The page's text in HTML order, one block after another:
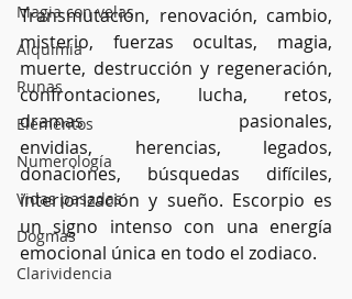
Magia con velas
Alquimia
Runas
Elementos
Numerología
Vidas pasadas
Dogmas
Clarividencia
Transmutación, renovación, cambio,
misterio, fuerzas ocultas, magia,
muerte, destrucción y regeneración,
confrontaciones, lucha, retos,
dramas pasionales,
envidias, herencias, legados,
donaciones, búsquedas difíciles,
interiorización y sueño. Escorpio es
un signo intenso con una energía
emocional única en todo el zodiaco.